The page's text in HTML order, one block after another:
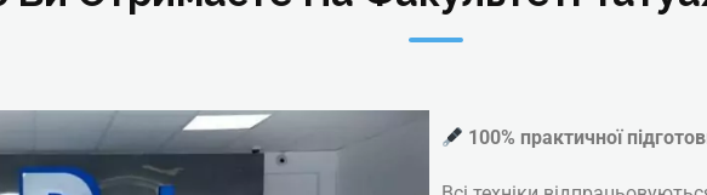
100% практичної